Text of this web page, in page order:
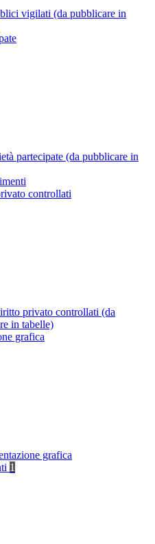
vigilati (da pubblicare in
partecipate (da pubblicare in
controllati
privato controllati (da
in tabelle)
grafica
grafica
1